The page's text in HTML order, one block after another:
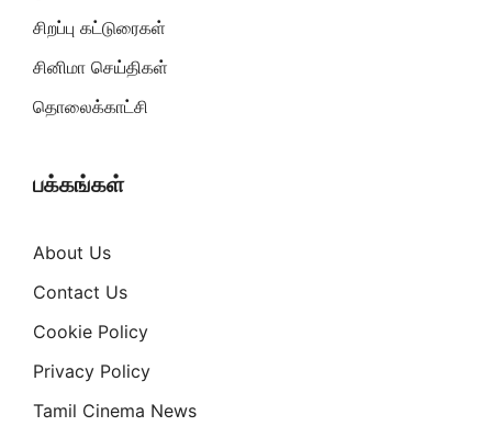
சிறப்பு கட்டுரைகள்
சினிமா செய்திகள்
தொலைக்காட்சி
பக்கங்கள்
About Us
Contact Us
Cookie Policy
Privacy Policy
Tamil Cinema News